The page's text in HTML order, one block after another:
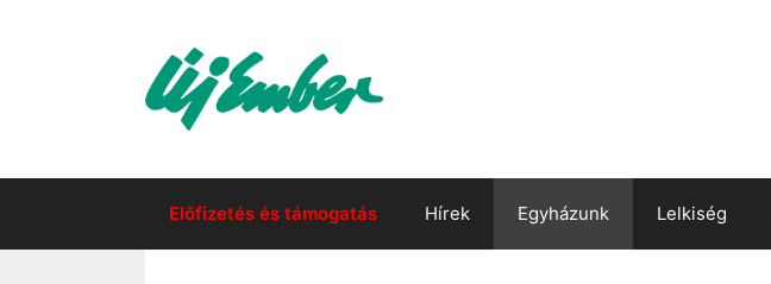
Előfizetés és támogatás Hírek Egyházunk Lelkiség